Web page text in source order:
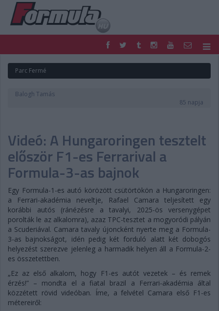
FORMULA
MOTOR
NEMZETKÖZI
DIGITÁLIS MAGAZIN
PONTÁLLÁSOK
VERSENYNAPTÁRAK
Parc Fermé
Balogh Tamás
85 napja
Videó: A Hungaroringen tesztelt
először F1-es Ferrarival a
Formula-3-as bajnok
Egy Formula-1-es autó körözött csütörtökön a Hungaroringen:
a Ferrari-akadémia neveltje, Rafael Camara teljesített egy
korábbi autós (ránézésre a tavalyi, 2025-ös versenygépet
porolták le az alkalomra), azaz TPC-tesztet a mogyoródi pályán
a Scuderiával. Camara tavaly újoncként nyerte meg a Formula-
3-as bajnokságot, idén pedig két forduló alatt két dobogós
helyezést szerezve jelenleg a harmadik helyen áll a Formula-2-
es összetettben.
„Ez az első alkalom, hogy F1-es autót vezetek – és remek
érzés!” – mondta el a fiatal brazil a Ferrari-akadémia által
közzétett rövid videóban. Íme, a felvétel Camara első F1-es
métereiről: